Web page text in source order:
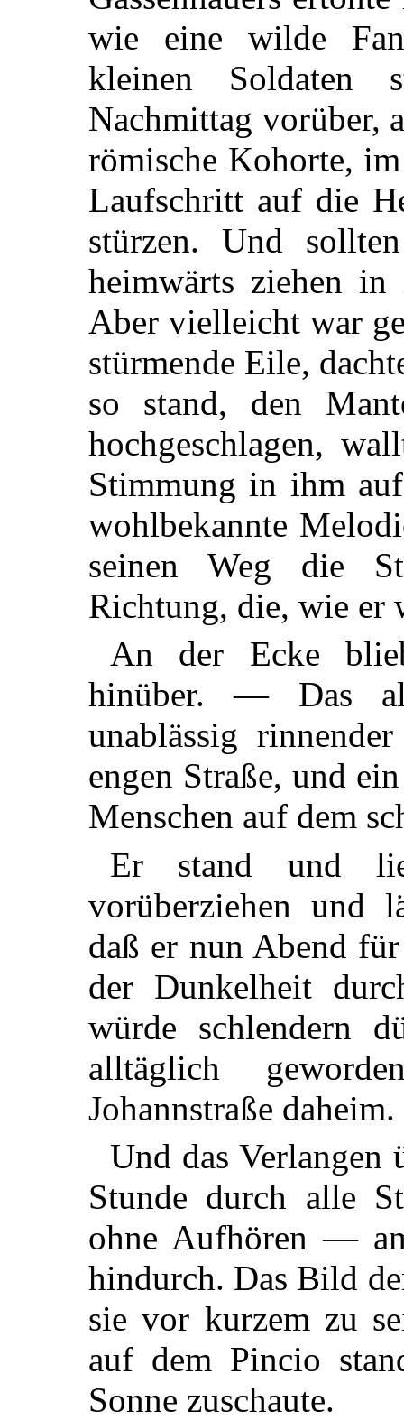
wie eine wilde
kleinen Soldaten
Nachmittag vorüber,
römische Kohorte,
Laufschritt auf die
stürzen. Und
heimwärts ziehen in
Aber vielleicht war
stürmende Eile,
so stand, den
hochgeschlagen,
Stimmung in ihm
wohlbekannte
seinen Weg die
Richtung, die, wie er
An der Ecke
hinüber. — Das
unablässig
engen Straße, und
Menschen auf dem
Er stand und
vorüberziehen und
daß er nun Abend
der Dunkelheit
würde schlendern
alltäglich
Johannstraße daheim.
Und das Verlangen
Stunde durch alle
ohne Aufhören —
hindurch. Das Bild
sie vor kurzem zu
auf dem Pincio
Sonne zuschaute.